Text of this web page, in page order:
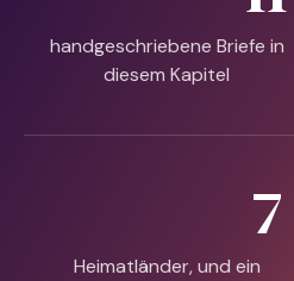
handgeschriebene Briefe in
diesem Kapitel
7
Heimatländer, und ein